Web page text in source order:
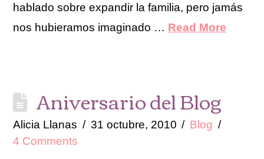
hablado sobre expandir la familia, pero jamás
nos hubieramos imaginado … Read More
Aniversario del Blog
Alicia Llanas 31 octubre, 2010
Blog
4 Comments